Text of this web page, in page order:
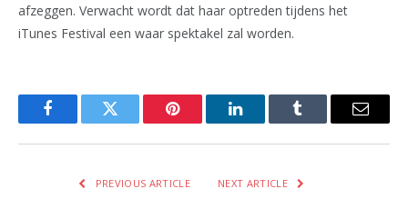
afzeggen. Verwacht wordt dat haar optreden tijdens het
iTunes Festival een waar spektakel zal worden.
FacebookTwitter Pinterest LinkedInTumblr Email
PREVIOUS ARTICLE NEXT ARTICLE